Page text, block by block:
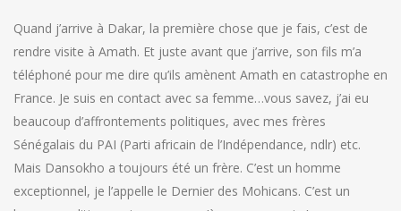
Quand j’arrive à Dakar, la première chose que je fais, c’est de
rendre visite à Amath. Et juste avant que j’arrive, son fils m’a
téléphoné pour me dire qu’ils amènent Amath en catastrophe en
France. Je suis en contact avec sa femme…vous savez, j’ai eu
beaucoup d’affrontements politiques, avec mes frères
Sénégalais du PAI (Parti africain de l’Indépendance, ndlr) etc.
Mais Dansokho a toujours été un frère. C’est un homme
exceptionnel, je l’appelle le Dernier des Mohicans. C’est un